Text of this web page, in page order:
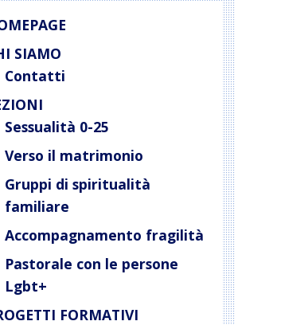
SIAMO
Contatti
Sessualità 0-25
Verso il matrimonio
Gruppi di spiritualità
familiare
Accompagnamento fragilità
Pastorale con le persone
Lgbt+
FORMATIVI